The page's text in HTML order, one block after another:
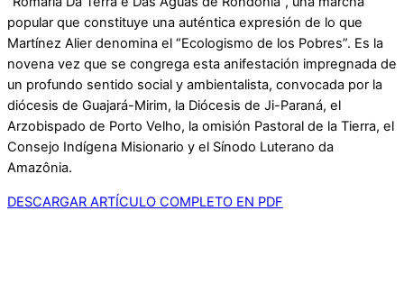
popular que constituye una auténtica expresión de lo que
Martínez Alier denomina el “Ecologismo de los Pobres”. Es la
novena vez que se congrega esta anifestación impregnada de
un profundo sentido social y ambientalista, convocada por la
diócesis de Guajará-Mirim, la Diócesis de Ji-Paraná, el
Arzobispado de Porto Velho, la omisión Pastoral de la Tierra, el
Consejo Indígena Misionario y el Sínodo Luterano da
Amazônia.
DESCARGAR ARTÍCULO COMPLETO EN PDF